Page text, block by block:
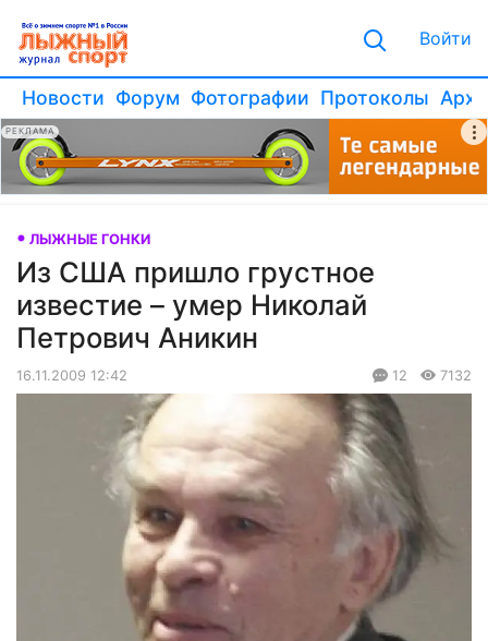
Войти
Новости Форум Фотографии Протоколы
РЕКЛАМА
ЛЫЖНЫЕ ГОНКИ
Из США пришло грустное
известие – умер Николай
Петрович Аникин
16.11.2009 12:42 12 7132